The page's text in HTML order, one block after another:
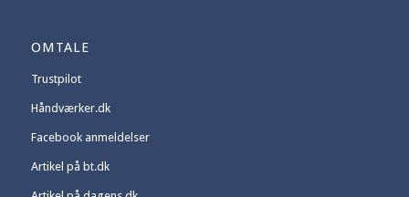
OMTALE
Trustpilot
Håndværker.dk
Facebook anmeldelser
Artikel på bt.dk